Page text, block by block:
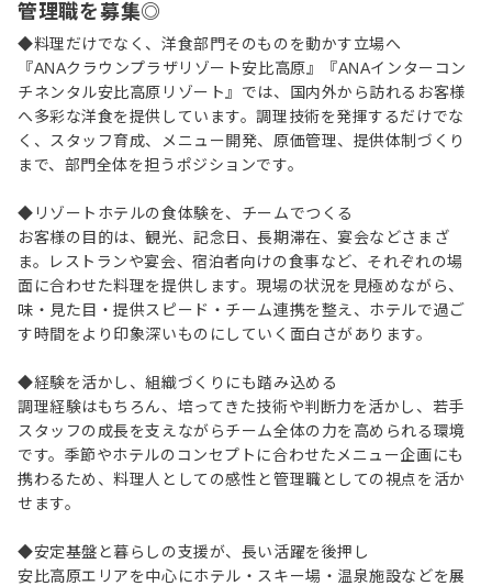
管理職を募集◎
◆料理だけでなく、洋食部門そのものを動かす立場へ
『ANAクラウンプラザリゾート安比高原』『ANAインターコン
チネンタル安比高原リゾート』では、国内外から訪れるお客様
へ多彩な洋食を提供しています。調理技術を発揮するだけでな
く、スタッフ育成、メニュー開発、原価管理、提供体制づくり
まで、部門全体を担うポジションです。
◆リゾートホテルの食体験を、チームでつくる
お客様の目的は、観光、記念日、長期滞在、宴会などさまざ
ま。レストランや宴会、宿泊者向けの食事など、それぞれの場
面に合わせた料理を提供します。現場の状況を見極めながら、
味・見た目・提供スピード・チーム連携を整え、ホテルで過ご
す時間をより印象深いものにしていく面白さがあります。
◆経験を活かし、組織づくりにも踏み込める
調理経験はもちろん、培ってきた技術や判断力を活かし、若手
スタッフの成長を支えながらチーム全体の力を高められる環境
です。季節やホテルのコンセプトに合わせたメニュー企画にも
携わるため、料理人としての感性と管理職としての視点を活か
せます。
◆安定基盤と暮らしの支援が、長い活躍を後押し
安比高原エリアを中心にホテル・スキー場・温泉施設などを展